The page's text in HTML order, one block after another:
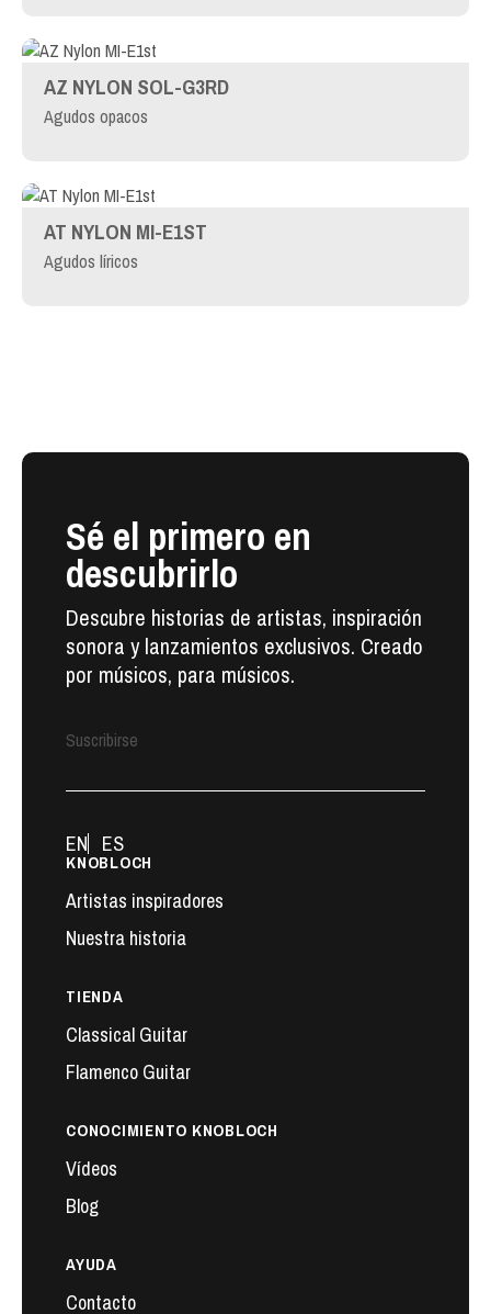
AZ NYLON SOL-G3RD
Agudos opacos
AT NYLON MI-E1ST
Agudos líricos
Sé el primero en
descubrirlo
Descubre historias de artistas, inspiración
sonora y lanzamientos exclusivos. Creado
por músicos, para músicos.
Suscribirse
KNOBLOCH
Artistas inspiradores
Nuestra historia
TIENDA
Classical Guitar
Flamenco Guitar
CONOCIMIENTO KNOBLOCH
Vídeos
Blog
AYUDA
Contacto
EN ES